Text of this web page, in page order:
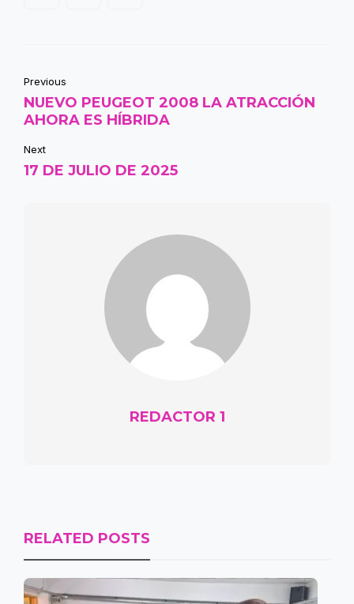
Previous
NUEVO PEUGEOT 2008 LA ATRACCIÓN
AHORA ES HÍBRIDA
Next
17 DE JULIO DE 2025
REDACTOR 1
RELATED POSTS